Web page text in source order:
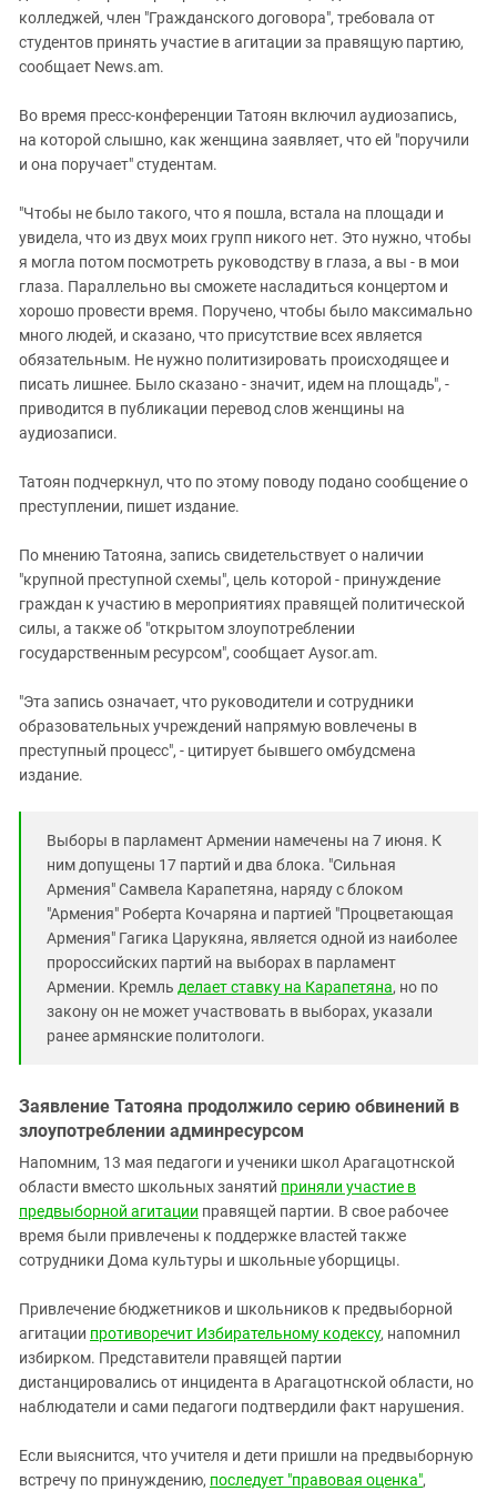
колледжей, член "Гражданского договора", требовала от
студентов принять участие в агитации за правящую партию,
сообщает News.am.
Во время пресс-конференции Татоян включил аудиозапись,
на которой слышно, как женщина заявляет, что ей "поручили
и она поручает" студентам.
"Чтобы не было такого, что я пошла, встала на площади и
увидела, что из двух моих групп никого нет. Это нужно, чтобы
я могла потом посмотреть руководству в глаза, а вы - в мои
глаза. Параллельно вы сможете насладиться концертом и
хорошо провести время. Поручено, чтобы было максимально
много людей, и сказано, что присутствие всех является
обязательным. Не нужно политизировать происходящее и
писать лишнее. Было сказано - значит, идем на площадь", -
приводится в публикации перевод слов женщины на
аудиозаписи.
Татоян подчеркнул, что по этому поводу подано сообщение о
преступлении, пишет издание.
По мнению Татояна, запись свидетельствует о наличии
"крупной преступной схемы", цель которой - принуждение
граждан к участию в мероприятиях правящей политической
силы, а также об "открытом злоупотреблении
государственным ресурсом", сообщает Aysor.am.
"Эта запись означает, что руководители и сотрудники
образовательных учреждений напрямую вовлечены в
преступный процесс", - цитирует бывшего омбудсмена
издание.
Выборы в парламент Армении намечены на 7 июня. К
ним допущены 17 партий и два блока. "Сильная
Армения" Самвела Карапетяна, наряду с блоком
"Армения" Роберта Кочаряна и партией "Процветающая
Армения" Гагика Царукяна, является одной из наиболее
пророссийских партий на выборах в парламент
Армении. Кремль делает ставку на Карапетяна, но по
закону он не может участвовать в выборах, указали
ранее армянские политологи.
Заявление Татояна продолжило серию обвинений в
злоупотреблении админресурсом
Напомним, 13 мая педагоги и ученики школ Арагацотнской
области вместо школьных занятий приняли участие в
предвыборной агитации правящей партии. В свое рабочее
время были привлечены к поддержке властей также
сотрудники Дома культуры и школьные уборщицы.
Привлечение бюджетников и школьников к предвыборной
агитации противоречит Избирательному кодексу, напомнил
избирком. Представители правящей партии
дистанцировались от инцидента в Арагацотнской области, но
наблюдатели и сами педагоги подтвердили факт нарушения.
Если выяснится, что учителя и дети пришли на предвыборную
встречу по принуждению, последует "правовая оценка",